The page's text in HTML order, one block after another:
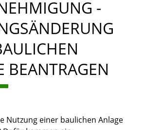
-
BEANTRAGEN
Nutzung einer baulichen Anlage